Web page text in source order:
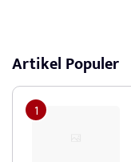
Artikel Populer